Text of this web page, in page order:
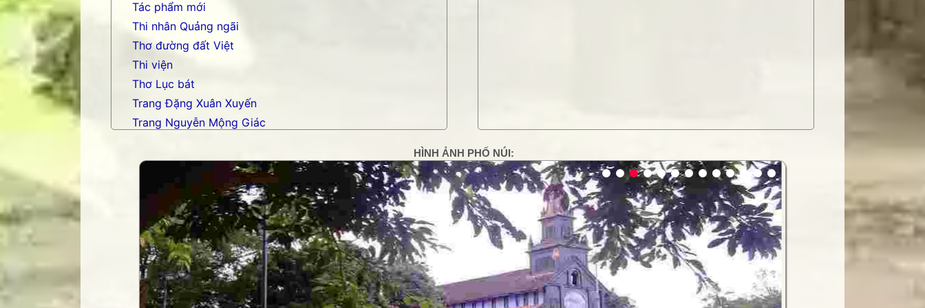
Tác phẩm mới
Thi nhân Quảng ngãi
Thơ đường đất Việt
Thi viện
Thơ Lục bát
Trang Đặng Xuân Xuyến
Trang Nguyễn Mộng Giác
Trang Phạm Duy
Trang thơ Hoàng Nguyên Chương
Trang thơ Thụy Du
Trang thơ+ Luân Hoán
Trang VHNT Thanh niên
Truyện.com
Văn chương Việt
HÌNH ẢNH PHỐ NÚI: